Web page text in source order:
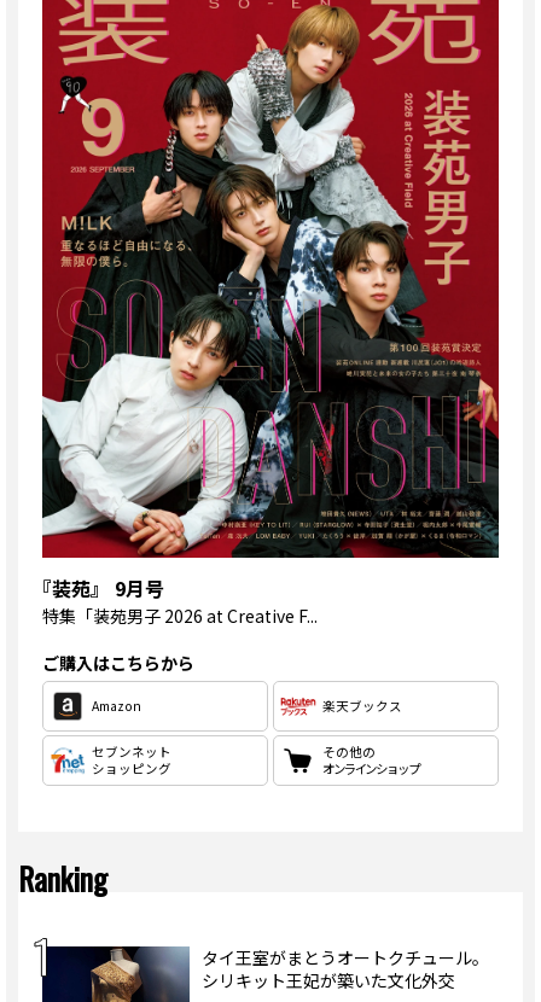
『装苑』 9月号
特集 「装苑男子 2026 at Creative F...
ご購入はこちらから
Amazon 楽天ブックス
セブンネット
ショッピング
その他の
オンラインショップ
Ranking
タイ王室がまとうオートクチュール。
シリキット王妃が築いた文化外交